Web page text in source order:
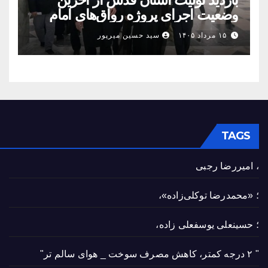
وضعیت اجرای پروژه رواق‌های امام
حسین(ع) و امیرالمؤمنین(ع)
۱۵ مرداد ۱۴۰۵ سید حسین میرپور
TAGS
، امیررضا رجبی
؛ «محمدرضا توکلی‌زاده»،
؛ حسینعلی یوسفعلی زاده،
" ۲ درجه کمتر، کاهش مصرف سوخت _ هوای سالم تر"